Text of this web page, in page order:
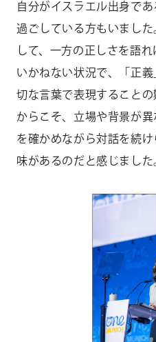
自分がイスラエル出身で
過ごしている方もいまし
して、一方の正しさを語
いかねない状況で、「正
切な言葉で表現すること
からこそ、立場や背景が
を確かめながら対話を続
味があるのだと感じました